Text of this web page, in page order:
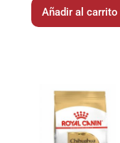
Añadir al carrito